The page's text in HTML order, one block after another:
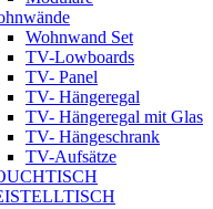
Wohnwand Set
TV-Lowboards
TV- Panel
TV- Hängeregal
TV- Hängeregal mit Glas
TV- Hängeschrank
TV-Aufsätze